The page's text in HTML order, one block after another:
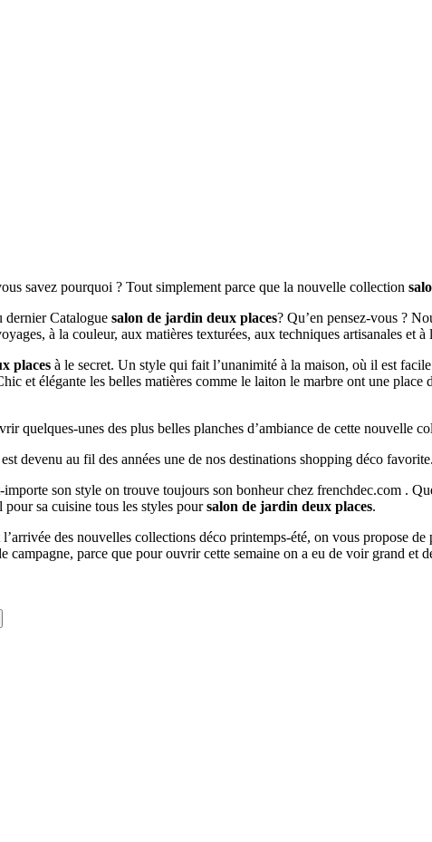
savez pourquoi ? Tout simplement parce que la nouvelle collection
Catalogue salon de jardin deux places? Qu’en pensez-vous ?
à la couleur, aux matières texturées, aux techniques artisanales et
places à le secret. Un style qui fait l’unanimité à la maison, où il est
et élégante les belles matières comme le laiton le marbre ont une
quelques-unes des plus belles planches d’ambiance de cette nouvelle
devenu au fil des années une de nos destinations shopping déco favorite.
son style on trouve toujours son bonheur chez frenchdec.com .
sa cuisine tous les styles poursalon de jardin deux places.
des nouvelles collections déco printemps-été, on vous propose
campagne, parce que pour ouvrir cette semaine on a eu de voir grand et